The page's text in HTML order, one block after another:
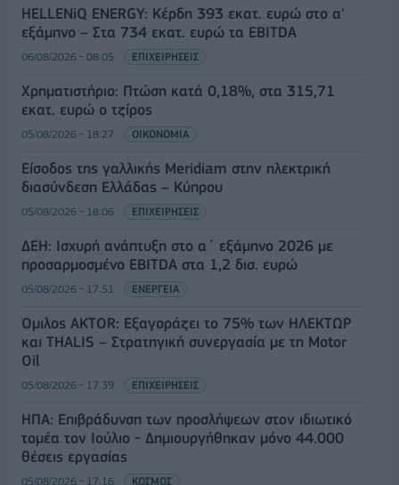
HELLENiQ ENERGY: Κέρδη 393 εκατ. ευρώ στο α'
εξάμηνο – Στα 734 εκατ. ευρώ τα EBITDA
06/08/2026 - 08:05 ΕΠΙΧΕΙΡΗΣΕΙΣ
Χρηματιστήριο: Πτώση κατά 0,18%, στα 315,71
εκατ. ευρώ ο τζίρος
05/08/2026 - 18:27 ΟΙΚΟΝΟΜΙΑ
Είσοδος της γαλλικής Meridiam στην ηλεκτρική
διασύνδεση Ελλάδας – Κύπρου
05/08/2026 - 18:06 ΕΠΙΧΕΙΡΗΣΕΙΣ
ΔΕΗ: Ισχυρή ανάπτυξη στο α΄ εξάμηνο 2026 με
προσαρμοσμένο EBITDA στα 1,2 δισ. ευρώ
05/08/2026 - 17:51 ΕΝΕΡΓΕΙΑ
Όμιλος AKTOR: Εξαγοράζει το 75% των ΗΛΕΚΤΩΡ
και THALIS – Στρατηγική συνεργασία με τη Motor
Oil
05/08/2026 - 17:39 ΕΠΙΧΕΙΡΗΣΕΙΣ
ΗΠΑ: Επιβράδυνση των προσλήψεων στον ιδιωτικό
τομέα τον Ιούλιο - Δημιουργήθηκαν μόνο 44.000
θέσεις εργασίας
05/08/2026 - 17:16 ΚΟΣΜΟΣ